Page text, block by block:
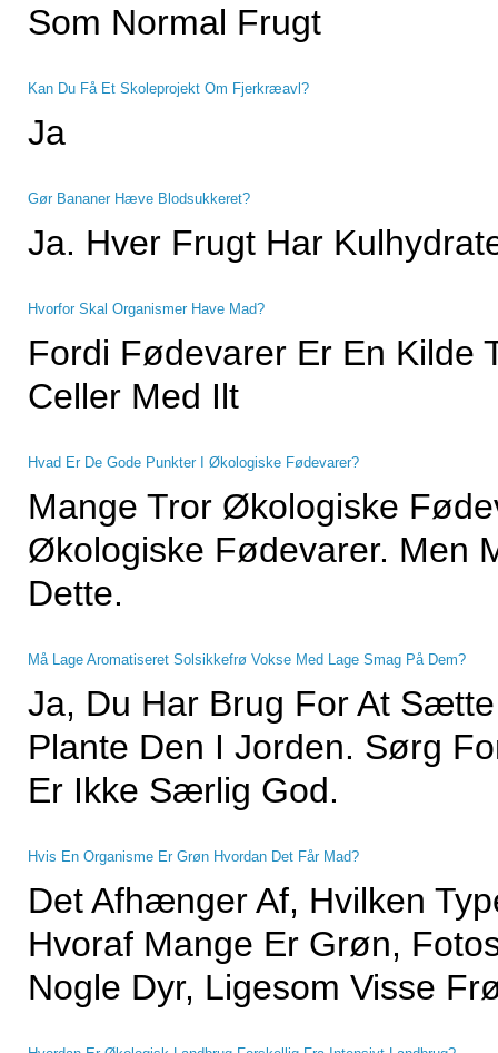
Som Normal Frugt
Kan Du Få Et Skoleprojekt Om Fjerkræavl?
Ja
Gør Bananer Hæve Blodsukkeret?
Ja. Hver Frugt Har
Hvorfor Skal Organismer Have Mad?
Fordi Fødevarer Er En Kilde
Celler Med Ilt
Hvad Er De Gode Punkter I Økologiske Fødevarer?
Mange Tror Økologiske
Økologiske Fødevarer. Men
Dette.
Må Lage Aromatiseret Solsikkefrø Vokse Med Lage Smag På Dem?
Ja, Du Har Brug For At
Plante Den I Jorden. Sørg
Er Ikke Særlig God.
Hvis En Organisme Er Grøn Hvordan Det Får Mad?
Det Afhænger Af, Hvilken
Hvoraf Mange Er Grøn,
Nogle Dyr, Ligesom Visse